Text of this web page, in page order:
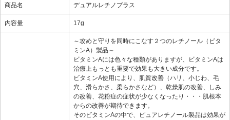
商品名 デュアルレチノプラス
内容量 17g
～攻めと守りを同時にこなす２つのレチノール（ビタ
ミンA）製品～
ビタミンAには色々な種類がありますが、ビタミンAは
治療上もっとも重要で効果も大きい成分です。
ビタミンA使用により、肌質改善（ハリ、小じわ、毛
穴、滑らかさ、柔らかさなど）、乾燥肌の改善、しみ
の改善、花粉症の症状が少なくなったり・・・肌根本
からの改善が期待できます。
そのビタミンAの中で、ピュアレチノール製品は効果が